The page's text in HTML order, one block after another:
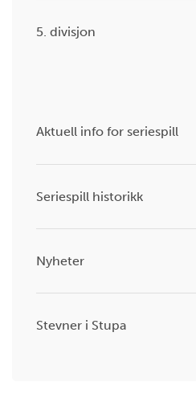
5. divisjon
Aktuell info for seriespill
Seriespill historikk
Nyheter
Stevner i Stupa